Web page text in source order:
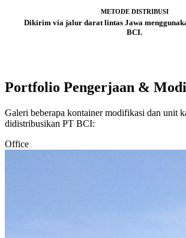
METODE DISTRIBUSI
Dikirim via jalur darat lintas Jawa
BCI.
Portfolio Pengerjaan &
Galeri beberapa kontainer modifikasi dan unit
didistribusikan PT BCI:
Office